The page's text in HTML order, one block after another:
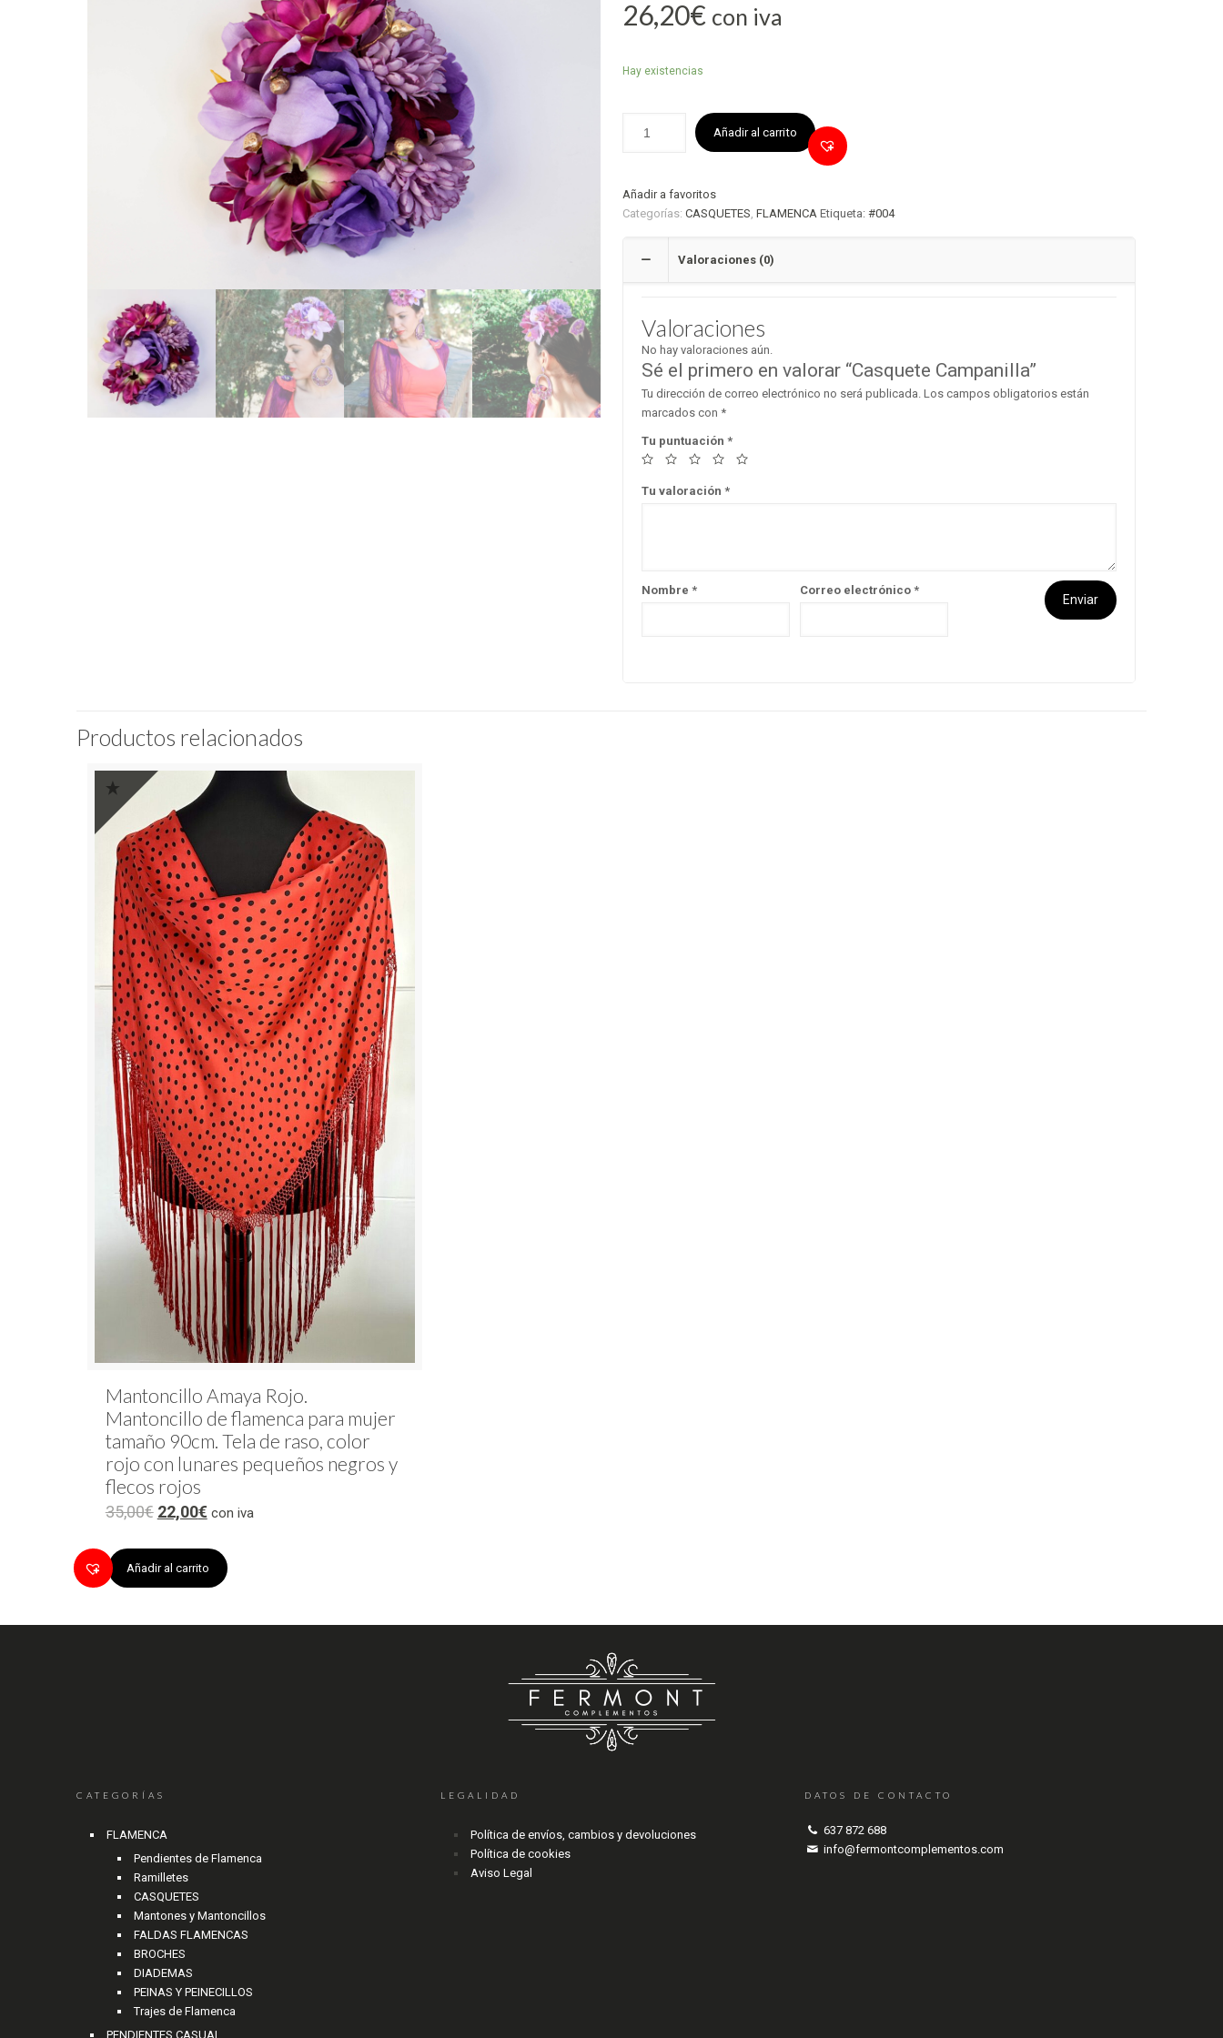
26,20€ con iva
Hay existencias
Añadir al carrito
Añadir a favoritos
Categorías: CASQUETES FLAMENCA Etiqueta: #004
Valoraciones (0)
Valoraciones
No hay valoraciones aún.
Sé el primero en valorar “Casquete Campanilla”
Tu dirección de correo electrónico no será publicada. Los campos obligatorios están
marcados con *
Tu puntuación *
Tu valoración *
Nombre * Correo electrónico *
Productos relacionados
Mantoncillo Amaya Rojo.
Mantoncillo de flamenca para mujer
tamaño 90cm. Tela de raso, color
rojo con lunares pequeños negros y
flecos rojos
35,00€ 22,00€ con iva
Añadir al carrito
CATEGORÍAS
FLAMENCA
Pendientes de Flamenca
Ramilletes
CASQUETES
Mantones y Mantoncillos
FALDAS FLAMENCAS
BROCHES
DIADEMAS
PEINAS Y PEINECILLOS
Trajes de Flamenca
PENDIENTES CASUAL
LEGALIDAD
Política de envíos, cambios y devoluciones
Política de cookies
Aviso Legal
DATOS DE CONTACTO
637 872 688
info@fermontcomplementos.com